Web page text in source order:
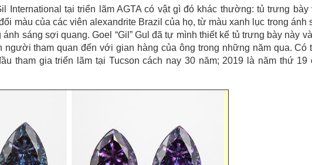
International tại triển lãm AGTA có vật gì đó khác thường: tủ trưng
màu của các viên alexandrite Brazil của họ, từ màu xanh lục trong ánh
sáng sợi quang. Goel “Gil” Gul đã tự mình thiết kế tủ trưng bày này
tham quan đến với gian hàng của ông trong những năm qua. Có
tham gia triển lãm tại Tucson cách nay 30 năm; 2019 là năm thứ 19